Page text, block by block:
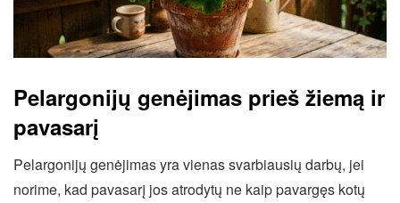
Pelargonijų genėjimas prieš žiemą ir
pavasarį
Pelargonijų genėjimas yra vienas svarbiausių darbų, jei
norime, kad pavasarį jos atrodytų ne kaip pavargęs kotų